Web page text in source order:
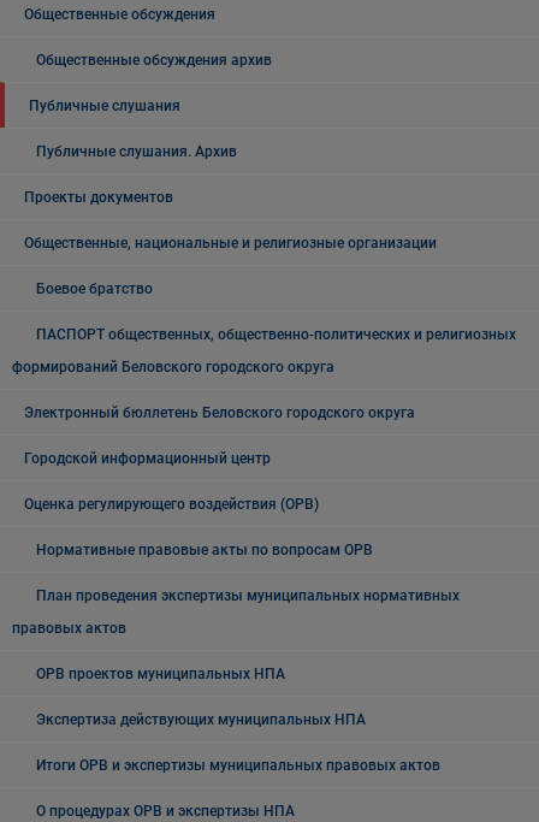
Общественные обсуждения
Общественные обсуждения архив
Публичные слушания
Публичные слушания. Архив
Проекты документов
Общественные, национальные и религиозные организации
Боевое братство
ПАСПОРТ общественных, общественно-политических и религиозных
формирований Беловского городского округа
Электронный бюллетень Беловского городского округа
Городской информационный центр
Оценка регулирующего воздействия (ОРВ)
Нормативные правовые акты по вопросам ОРВ
План проведения экспертизы муниципальных нормативных
правовых актов
ОРВ проектов муниципальных НПА
Экспертиза действующих муниципальных НПА
Итоги ОРВ и экспертизы муниципальных правовых актов
О процедурах ОРВ и экспертизы НПА